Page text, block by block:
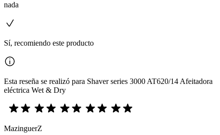
nada
Sí, recomiendo este producto
Esta reseña se realizó para Shaver series 3000 AT620/14 Afeitadora
eléctrica Wet & Dry
MazinguerZ